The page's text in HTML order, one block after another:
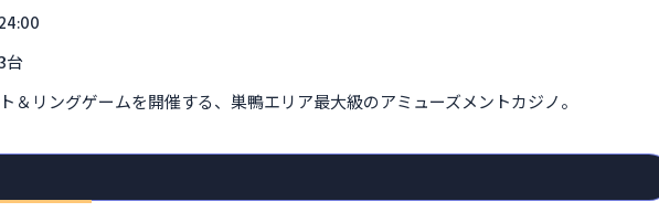
台
＆リングゲームを開催する、巣鴨エリア最大級のアミューズメントカジノ。